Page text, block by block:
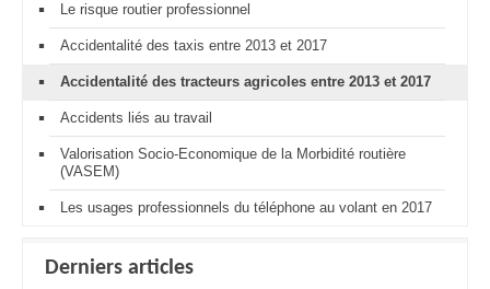
Le risque routier professionnel
Accidentalité des taxis entre 2013 et 2017
Accidentalité des tracteurs agricoles entre 2013 et 2017
Accidents liés au travail
Valorisation Socio-Economique de la Morbidité routière
(VASEM)
Les usages professionnels du téléphone au volant en 2017
Derniers articles